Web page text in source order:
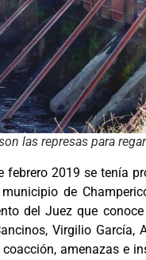
las represas para
febrero 2019 se tenía
de
del Juez que
Virgilio García,
coacción, amenazas e